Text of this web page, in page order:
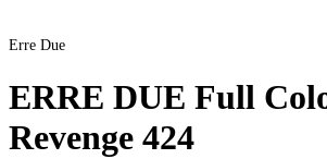
Erre Due
ERRE DUE Full
Revenge 424